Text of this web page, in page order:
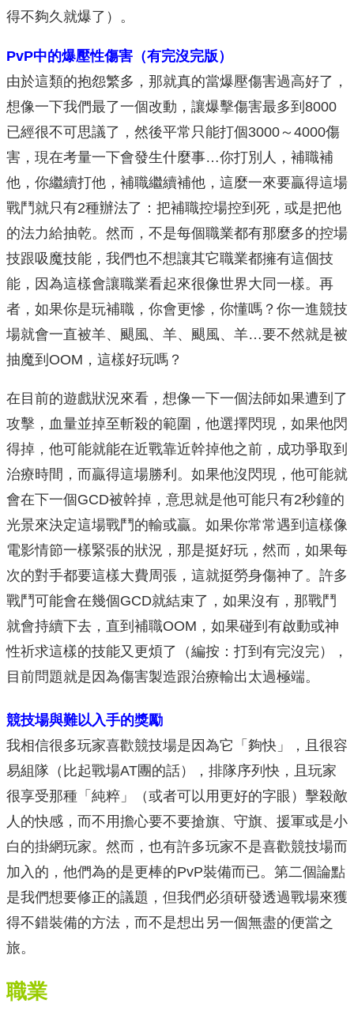
得不夠久就爆了）。
PvP中的爆壓性傷害（有完沒完版）
由於這類的抱怨繁多，那就真的當爆壓傷害過高好了，
想像一下我們最了一個改動，讓爆擊傷害最多到8000
已經很不可思議了，然後平常只能打個3000～4000傷
害，現在考量一下會發生什麼事…你打別人，補職補
他，你繼續打他，補職繼續補他，這麼一來要贏得這場
戰鬥就只有2種辦法了：把補職控場控到死，或是把他
的法力給抽乾。然而，不是每個職業都有那麼多的控場
技跟吸魔技能，我們也不想讓其它職業都擁有這個技
能，因為這樣會讓職業看起來很像世界大同一樣。再
者，如果你是玩補職，你會更慘，你懂嗎？你一進競技
場就會一直被羊、颶風、羊、颶風、羊…要不然就是被
抽魔到OOM，這樣好玩嗎？
在目前的遊戲狀況來看，想像一下一個法師如果遭到了
攻擊，血量並掉至斬殺的範圍，他選擇閃現，如果他閃
得掉，他可能就能在近戰靠近幹掉他之前，成功爭取到
治療時間，而贏得這場勝利。如果他沒閃現，他可能就
會在下一個GCD被幹掉，意思就是他可能只有2秒鐘的
光景來決定這場戰鬥的輸或贏。如果你常常遇到這樣像
電影情節一樣緊張的狀況，那是挺好玩，然而，如果每
次的對手都要這樣大費周張，這就挺勞身傷神了。許多
戰鬥可能會在幾個GCD就結束了，如果沒有，那戰鬥
就會持續下去，直到補職OOM，如果碰到有啟動或神
性祈求這樣的技能又更煩了（編按：打到有完沒完），
目前問題就是因為傷害製造跟治療輸出太過極端。
競技場與難以入手的獎勵
我相信很多玩家喜歡競技場是因為它「夠快」，且很容
易組隊（比起戰場AT團的話），排隊序列快，且玩家
很享受那種「純粹」（或者可以用更好的字眼）擊殺敵
人的快感，而不用擔心要不要搶旗、守旗、援軍或是小
白的掛網玩家。然而，也有許多玩家不是喜歡競技場而
加入的，他們為的是更棒的PvP裝備而已。第二個論點
是我們想要修正的議題，但我們必須研發透過戰場來獲
得不錯裝備的方法，而不是想出另一個無盡的便當之
旅。
職業